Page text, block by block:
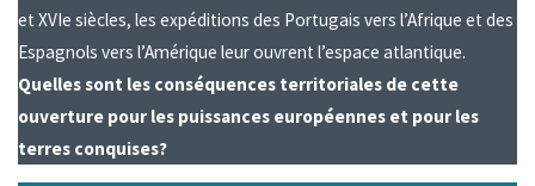
et XVIe siècles, les expéditions des Portugais vers l’Afrique et des
Espagnols vers l’Amérique leur ouvrent l’espace atlantique.
Quelles sont les conséquences territoriales de cette
ouverture pour les puissances européennes et pour les
terres conquises?